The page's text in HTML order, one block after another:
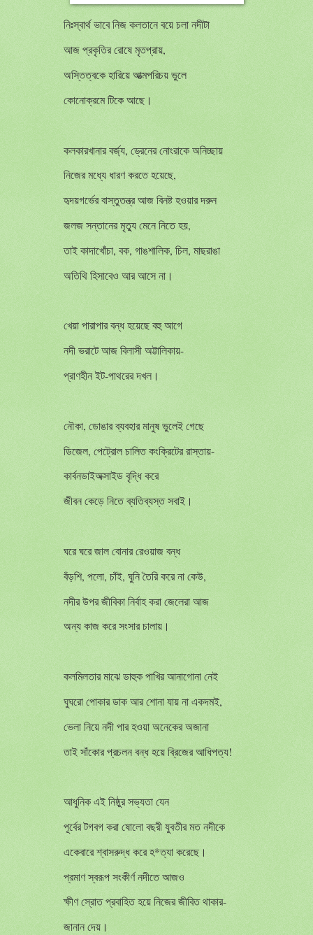
নিঃস্বার্থ ভাবে নিজ কলতানে বয়ে চলা নদীটা
আজ প্রকৃতির রোষে মৃতপ্রায়,
অস্তিত্বকে হারিয়ে আত্মপরিচয় ভুলে
কোনোক্রমে টিকে আছে।
কলকারখানার বর্জ্য, ড্রেনের নোংরাকে অনিচ্ছায়
নিজের মধ্যে ধারণ করতে হয়েছে,
হৃদয়গর্ভের বাস্তুতন্ত্র আজ বিনষ্ট হওয়ার দরুন
জলজ সন্তানের মৃত্যু মেনে নিতে হয়,
তাই কাদাখোঁচা, বক, গাঙশালিক, চিল, মাছরাঙা
অতিথি হিসাবেও আর আসে না।
খেয়া পারাপার বন্ধ হয়েছে বহু আগে
নদী ভরাটে আজ বিলাসী অট্টালিকায়-
প্রাণহীন ইট-পাথরের দখল।
নৌকা, ডোঙার ব্যবহার মানুষ ভুলেই গেছে
ডিজেল, পেট্রোল চালিত কংক্রিটের রাস্তায়-
কার্বনডাইঅক্সাইড বৃদ্ধি করে
জীবন কেড়ে নিতে ব্যতিব্যস্ত সবাই।
ঘরে ঘরে জাল বোনার রেওয়াজ বন্ধ
বঁড়শি, পলো, চাঁই, ঘুনি তৈরি করে না কেউ,
নদীর উপর জীবিকা নির্বাহ করা জেলেরা আজ
অন্য কাজ করে সংসার চালায়।
কলমিলতার মাঝে ডাহুক পাখির আনাগোনা নেই
ঘুঘরো পোকার ডাক আর শোনা যায় না একদমই,
ভেলা নিয়ে নদী পার হওয়া অনেকের অজানা
তাই সাঁকোর প্রচলন বন্ধ হয়ে ব্রিজের আধিপত্য!
আধুনিক এই নিষ্ঠুর সভ্যতা যেন
পূর্বের টগবগ করা ষোলো বছরী যুবতীর মত নদীকে
একেবারে শ্বাসরুদ্ধ করে হ*ত্যা করেছে।
প্রমাণ স্বরূপ সংকীর্ণ নদীতে আজও
ক্ষীণ স্রোত প্রবাহিত হয়ে নিজের জীবিত থাকার-
জানান দেয়।